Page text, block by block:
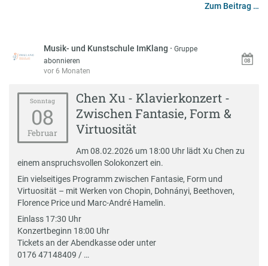
Zum Beitrag …
Musik- und Kunstschule ImKlang ·Gruppe
abonnieren
vor 6 Monaten
Sonntag
08
Februar
Chen Xu - Klavierkonzert -
Zwischen Fantasie, Form &
Virtuosität
Am 08.02.2026 um 18:00 Uhr lädt Xu Chen zu
einem anspruchsvollen Solokonzert ein.
Ein vielseitiges Programm zwischen Fantasie, Form und
Virtuosität – mit Werken von Chopin, Dohnányi, Beethoven,
Florence Price und Marc-André Hamelin.
Einlass 17:30 Uhr
Konzertbeginn 18:00 Uhr
Tickets an der Abendkasse oder unter
0176 47148409 / …